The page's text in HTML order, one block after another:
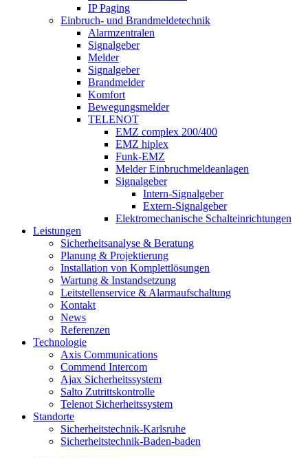
IP Paging
Einbruch- und Brandmeldetechnik
Alarmzentralen
Signalgeber
Melder
Signalgeber
Brandmelder
Komfort
Bewegungsmelder
TELENOT
EMZ complex 200/400
EMZ hiplex
Funk-EMZ
Melder Einbruchmeldeanlagen
Signalgeber
Intern-Signalgeber
Extern-Signalgeber
Elektromechanische Schalteinrichtungen
Leistungen
Sicherheitsanalyse & Beratung
Planung & Projektierung​
Installation von Komplettlösungen
Wartung & Instandsetzung
Leitstellenservice & Alarmaufschaltung
Kontakt
News
Referenzen
Technologie
Axis Communications
Commend Intercom
Ajax Sicherheitssystem​
Salto Zutrittskontrolle
Telenot Sicherheitssystem
Standorte
Sicherheitstechnik-Karlsruhe
Sicherheitstechnik-Baden-baden